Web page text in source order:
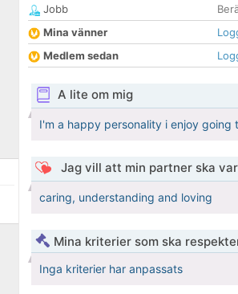
Jobb
Mina vänner
Medlem sedan
A lite om mig
I'm a happy personality i enjoy
Jag vill att min partner ska
caring, understanding and loving
Mina kriterier som ska
Inga kriterier har anpassats